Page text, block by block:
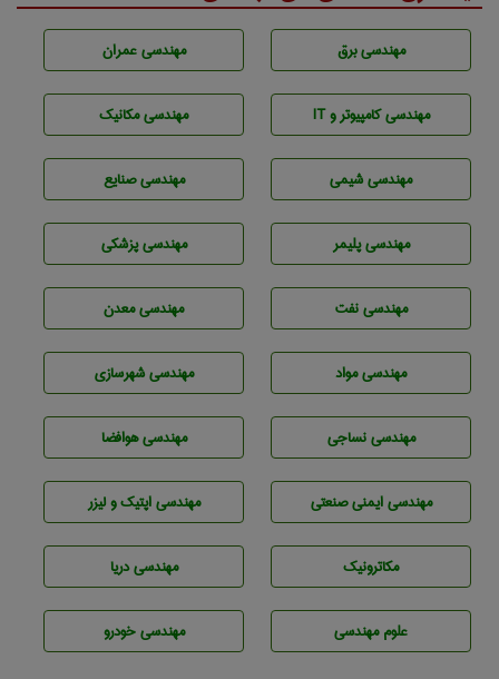
مهندسی برق مهندسی عمران
مهندسی كامپيوتر و IT مهندسی مکانیک
مهندسي شيمی مهندسی صنايع
مهندسی پليمر مهندسی پزشکی
مهندسی نفت مهندسی معدن
مهندسی مواد مهندسی شهرسازی
مهندسي نساجی مهندسی هوافضا
مهندسی ایمنی صنعتی مهندسی اپتیک و لیزر
مکاترونیک مهندسی دریا
علوم مهندسی مهندسی خودرو